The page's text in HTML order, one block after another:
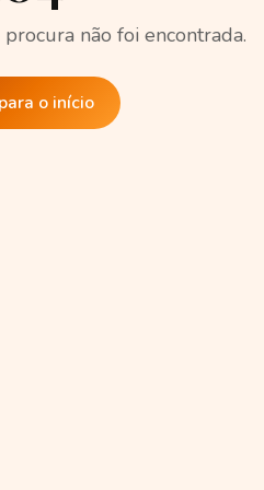
não foi encontrada.
o início